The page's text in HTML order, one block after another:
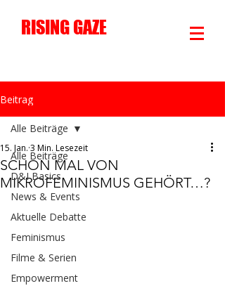
RISING GAZE
Beitrag
Alle Beiträge
D&I Basics
News & Events
Aktuelle Debatte
Feminismus
Filme & Serien
Empowerment
Alle Beiträge
SCHON MAL VON
MIKROFEMINISMUS GEHÖRT…?
15. Jan. 3 Min. Lesezeit